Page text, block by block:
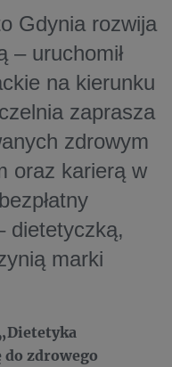
Gdynia rozwija
– uruchomił
na kierunku
zaprasza
zdrowym
oraz karierą w
dietetyczką,
marki
do zdrowego